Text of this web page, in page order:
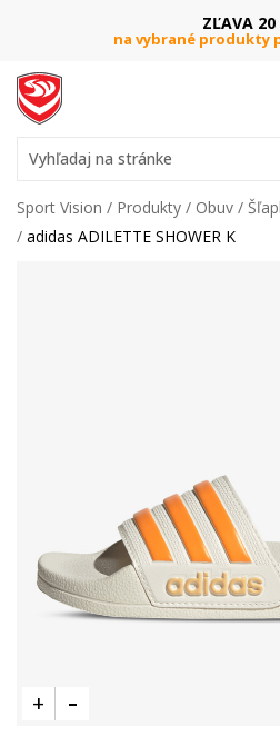
ZĽAVA 20
na vybrané produkty
Vyhľadaj na stránke
Sport Vision Produkty Obuv
adidas ADILETTE SHOWER K